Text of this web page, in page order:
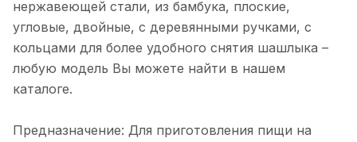
нержавеющей стали, из бамбука, плоские,
угловые, двойные, с деревянными ручками, с
кольцами для более удобного снятия шашлыка –
любую модель Вы можете найти в нашем
каталоге.
Предназначение: Для приготовления пищи на